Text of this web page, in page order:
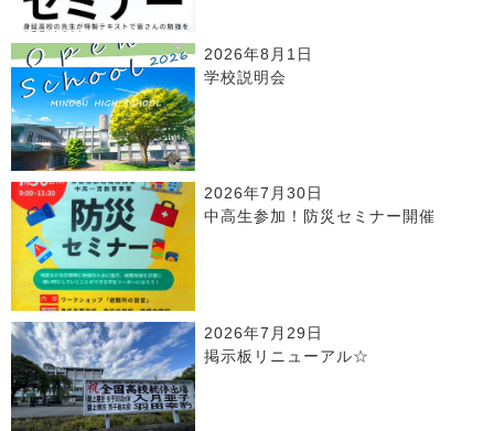
2026年8月1日
学校説明会
2026年7月30日
中高生参加！防災セミナー開催
2026年7月29日
掲示板リニューアル☆